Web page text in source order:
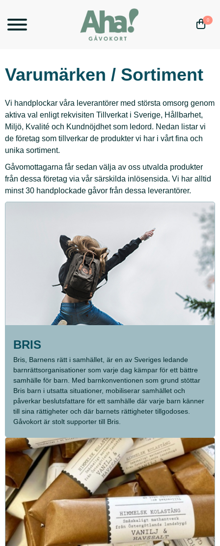
0
Varumärken / Sortiment
Vi handplockar våra leverantörer med största omsorg genom
aktiva val enligt rekvisiten Tillverkat i Sverige, Hållbarhet,
Miljö, Kvalité och Kundnöjdhet som ledord. Nedan listar vi
de företag som tillverkar de produkter vi har i vårt fina och
unika sortiment.
Gåvomottagarna får sedan välja av oss utvalda produkter
från dessa företag via vår särskilda inlösensida. Vi har alltid
minst 30 handplockade gåvor från dessa leverantörer.
BRIS
Bris, Barnens rätt i samhället, är en av Sveriges ledande
barnrättsorganisationer som varje dag kämpar för ett bättre
samhälle för barn. Med barnkonventionen som grund stöttar
Bris barn i utsatta situationer, mobiliserar samhället och
påverkar beslutsfattare för ett samhälle där varje barn känner
till sina rättigheter och där barnets rättigheter tillgodoses.
Gåvokort är stolt supporter till Bris.